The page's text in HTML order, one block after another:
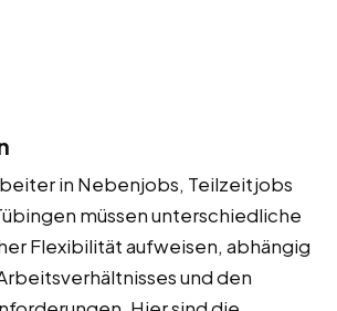
in Nebenjobs, Teilzeitjobs
müssen unterschiedliche
Flexibilität aufweisen, abhängig
und den